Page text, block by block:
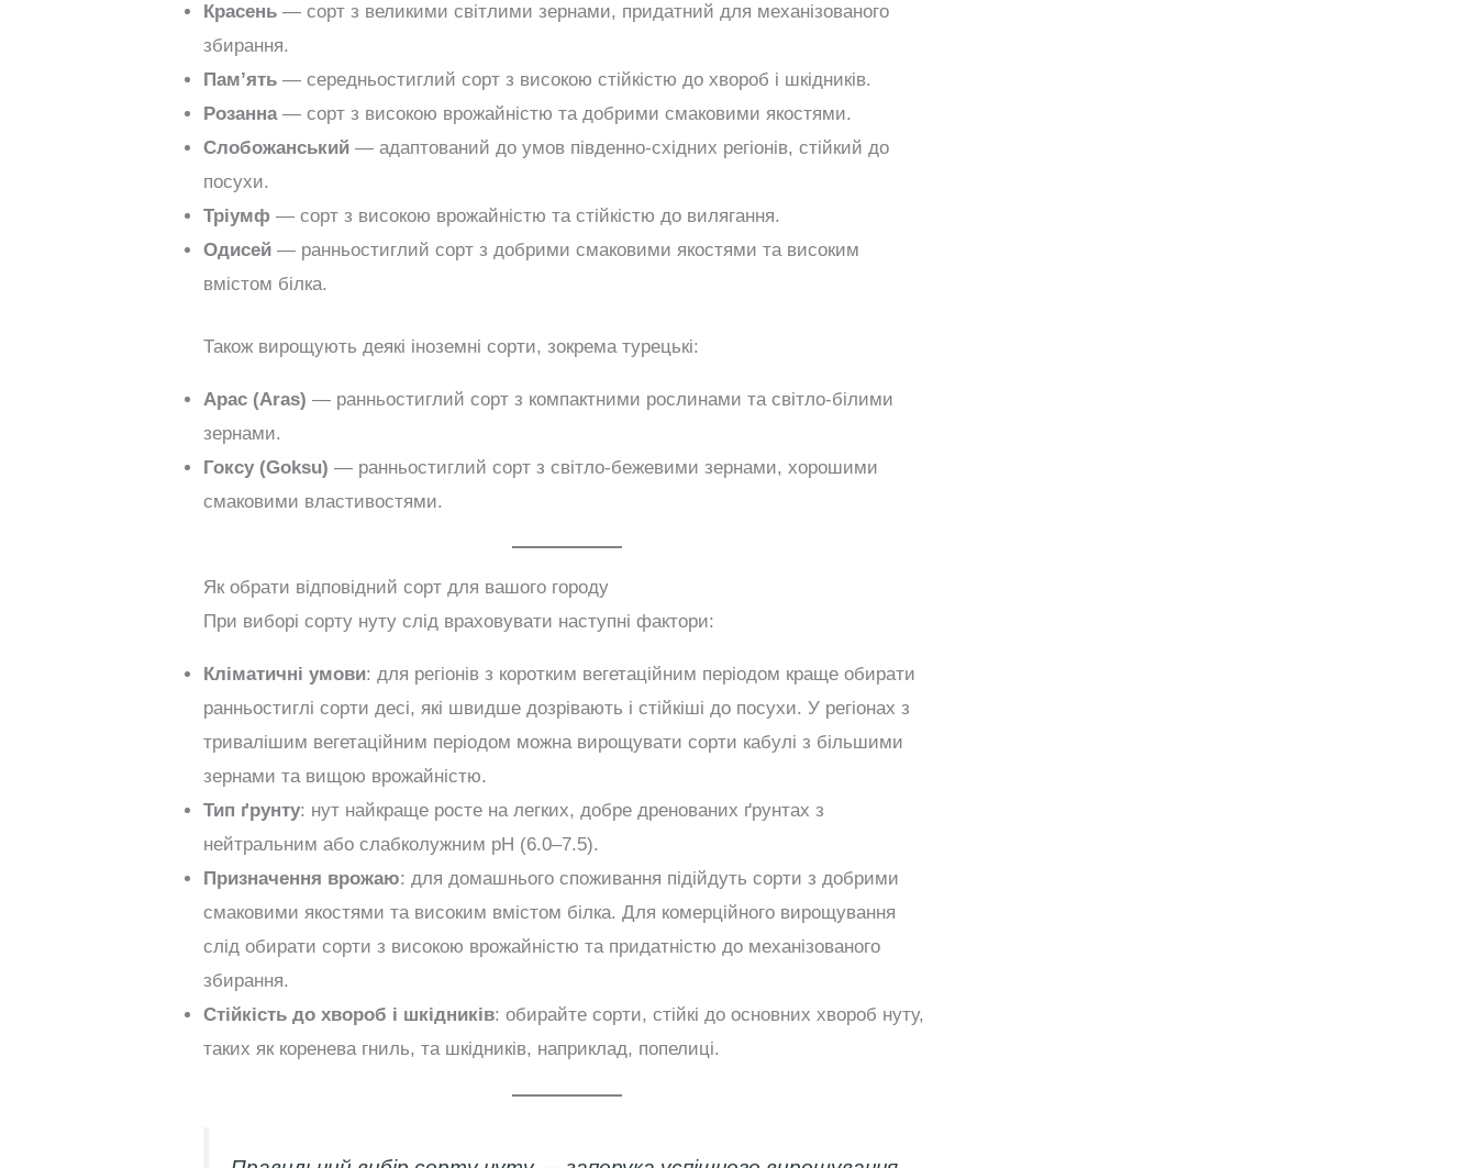
Красень — сорт з великими світлими зернами, придатний для механізованого
збирання.
Пам’ять — середньостиглий сорт з високою стійкістю до хвороб і шкідників.
Розанна— сорт з високою врожайністю та добрими смаковими якостями.
Слобожанський — адаптований до умов південно-східних регіонів, стійкий до
посухи.
Тріумф — сорт з високою врожайністю та стійкістю до вилягання.
Одисей — ранньостиглий сорт з добрими смаковими якостями та високим
вмістом білка.
Також вирощують деякі іноземні сорти, зокрема турецькі:
Арас (Aras) — ранньостиглий сорт з компактними рослинами та світло-білими
зернами.
Гоксу (Goksu) — ранньостиглий сорт з світло-бежевими зернами, хорошими
смаковими властивостями.
Як обрати відповідний сорт для вашого городу
При виборі сорту нуту слід враховувати наступні фактори:
Кліматичні умови: для регіонів з коротким вегетаційним періодом краще обирати
ранньостиглі сорти десі, які швидше дозрівають і стійкіші до посухи. У регіонах з
тривалішим вегетаційним періодом можна вирощувати сорти кабулі з більшими
зернами та вищою врожайністю.
Тип ґрунту: нут найкраще росте на легких, добре дренованих ґрунтах з
нейтральним або слабколужним pH (6.0–7.5).
Призначення врожаю: для домашнього споживання підійдуть сорти з добрими
смаковими якостями та високим вмістом білка. Для комерційного вирощування
слід обирати сорти з високою врожайністю та придатністю до механізованого
збирання.
Стійкість до хвороб і шкідників: обирайте сорти, стійкі до основних хвороб нуту,
таких як коренева гниль, та шкідників, наприклад, попелиці.